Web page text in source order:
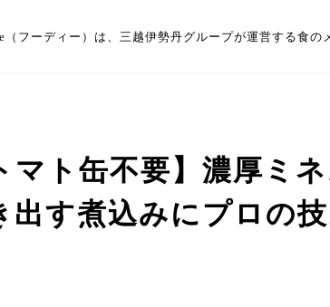
（フーディー）は、三越伊勢丹グループが運営する食の
マト缶不要】濃厚ミ
す煮込みにプロの技